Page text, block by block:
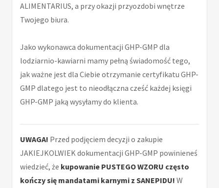
ALIMENTARIUS, a przy okazji przyozdobi wnętrze
Twojego biura.
Jako wykonawca dokumentacji GHP-GMP dla
lodziarnio-kawiarni mamy pełną świadomość tego,
jak ważne jest dla Ciebie otrzymanie certyfikatu GHP-
GMP dlatego jest to nieodłączna cześć każdej księgi
GHP-GMP jaką wysyłamy do klienta.
UWAGA! Przed podjęciem decyzji o zakupie
JAKIEJKOLWIEK dokumentacji GHP-GMP powinieneś
wiedzieć, że kupowanie PUSTEGO WZORU często
kończy się mandatami karnymi z SANEPIDU! W